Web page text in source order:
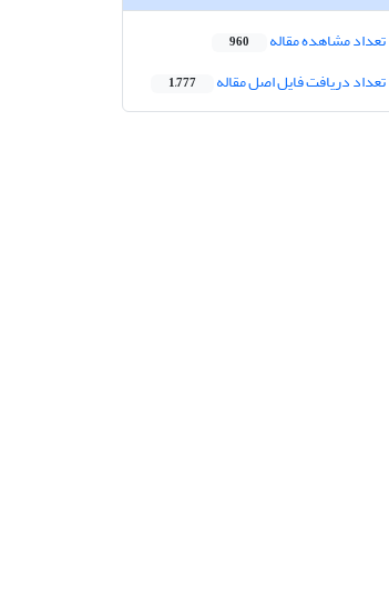
تعداد مشاهده مقاله 960
تعداد دریافت فایل اصل مقاله 1,777